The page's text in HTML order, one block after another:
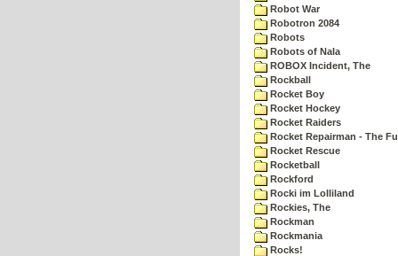
Robot War
Robotron 2084
Robots
Robots of Nala
ROBOX Incident, The
Rockball
Rocket Boy
Rocket Hockey
Rocket Raiders
Rocket Repairman - The
Rocket Rescue
Rocketball
Rockford
Rocki im Lolliland
Rockies, The
Rockman
Rockmania
Rocks!